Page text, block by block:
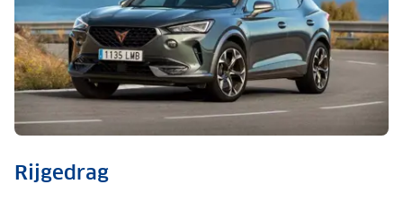
Rijgedrag